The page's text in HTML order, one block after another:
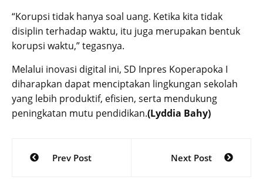
“Korupsi tidak hanya soal uang. Ketika kita tidak
disiplin terhadap waktu, itu juga merupakan bentuk
korupsi waktu,” tegasnya.
Melalui inovasi digital ini, SD Inpres Koperapoka I
diharapkan dapat menciptakan lingkungan sekolah
yang lebih produktif, efisien, serta mendukung
peningkatan mutu pendidikan.(Lyddia Bahy)
Post
navigation
Prev Post Next Post